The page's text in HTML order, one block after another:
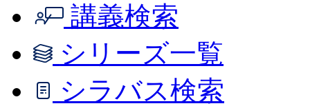
講義検索
シリーズ一覧
シラバス検索